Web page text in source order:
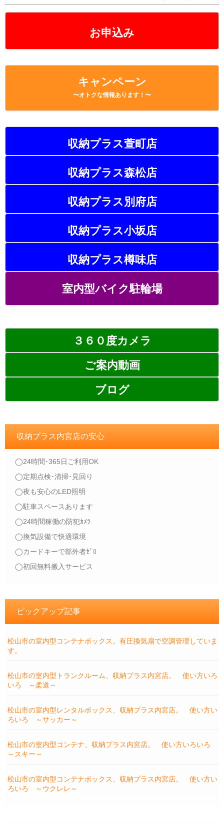
お申込み
キャンペーン
〜オトクな情報あります！〜
収納プラス萱町店
収納プラス森松店
収納プラス別府店
収納プラス小坂店
収納プラス樽味店
室内型バイク駐輪場
３６０度カメラ
ご案内動画
ブログ
収納プラス内宮店の安心
◯24時間･365日ご利用OK
◯定期点検･清掃･見回り
◯夜も安心のLED照明
◯駐車スペースあります
◯24時間稼働の防犯ｶﾒﾗ
◯換気設備で快適環境
◯カードキーで部外者ｾﾞﾛ
◯初回無料搬入サービス
ピックアップ記事
松山市の室内型コンテナボックス。有圧換気扇で空調管理していま
す。
松山市の室内型トランクルーム、収納プラス内宮店。 使い方いろ
いろ ～柔道～
松山市の室内型レンタルボックス、収納プラス内宮店。 使い方い
ろいろ ～サッカー～
松山市の室内型コンテナ、収納プラス内宮店。 使い方いろいろ
～スキー～
松山市の室内型コンテナボックス、収納プラス内宮店。 使い方い
ろいろ ～ウクレレ～